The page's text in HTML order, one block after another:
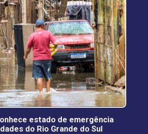
estado de emergência
do Rio Grande do Sul